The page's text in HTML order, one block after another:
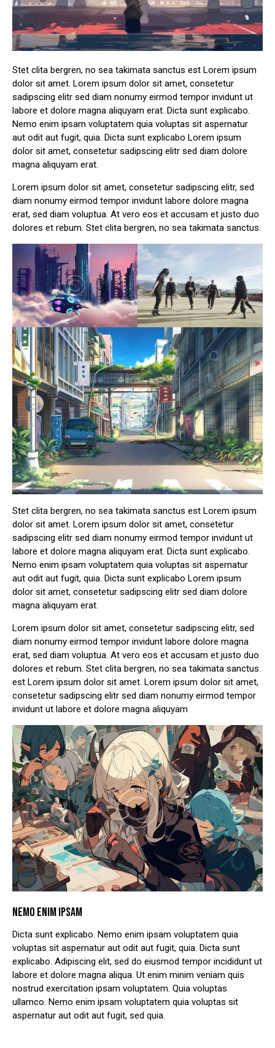
Stet clita bergren, no sea takimata sanctus est Lorem ipsum
dolor sit amet. Lorem ipsum dolor sit amet, consetetur
sadipscing elitr sed diam nonumy eirmod tempor invidunt ut
labore et dolore magna aliquyam erat. Dicta sunt explicabo.
Nemo enim ipsam voluptatem quia voluptas sit aspernatur
aut odit aut fugit, quia. Dicta sunt explicabo Lorem ipsum
dolor sit amet, consetetur sadipscing elitr sed diam dolore
magna aliquyam erat.
Lorem ipsum dolor sit amet, consetetur sadipscing elitr, sed
diam nonumy eirmod tempor invidunt labore dolore magna
erat, sed diam voluptua. At vero eos et accusam et justo duo
dolores et rebum. Stet clita bergren, no sea takimata sanctus.
Stet clita bergren, no sea takimata sanctus est Lorem ipsum
dolor sit amet. Lorem ipsum dolor sit amet, consetetur
sadipscing elitr sed diam nonumy eirmod tempor invidunt ut
labore et dolore magna aliquyam erat. Dicta sunt explicabo.
Nemo enim ipsam voluptatem quia voluptas sit aspernatur
aut odit aut fugit, quia. Dicta sunt explicabo Lorem ipsum
dolor sit amet, consetetur sadipscing elitr sed diam dolore
magna aliquyam erat.
Lorem ipsum dolor sit amet, consetetur sadipscing elitr, sed
diam nonumy eirmod tempor invidunt labore dolore magna
erat, sed diam voluptua. At vero eos et accusam et justo duo
dolores et rebum. Stet clita bergren, no sea takimata sanctus.
est Lorem ipsum dolor sit amet. Lorem ipsum dolor sit amet,
consetetur sadipscing elitr sed diam nonumy eirmod tempor
invidunt ut labore et dolore magna aliquyam
NEMO ENIM IPSAM
Dicta sunt explicabo. Nemo enim ipsam voluptatem quia
voluptas sit aspernatur aut odit aut fugit, quia. Dicta sunt
explicabo. Adipiscing elit, sed do eiusmod tempor incididunt ut
labore et dolore magna aliqua. Ut enim minim veniam quis
nostrud exercitation ipsam voluptatem. Quia voluptas
ullamco. Nemo enim ipsam voluptatem quia voluptas sit
aspernatur aut odit aut fugit, sed quia.